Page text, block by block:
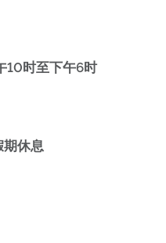
10时至下午6时
期休息